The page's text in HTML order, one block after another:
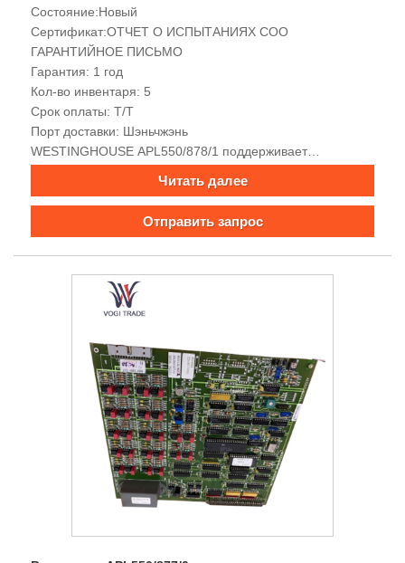
Состояние:Новый
Сертификат:ОТЧЕТ О ИСПЫТАНИЯХ COO
ГАРАНТИЙНОЕ ПИСЬМО
Гарантия: 1 год
Кол-во инвентаря: 5
Срок оплаты: Т/Т
Порт доставки: Шэньчжэнь
WESTINGHOUSE APL550/878/1 поддерживает
электромагнитной совместимостью, богатыми
связь, облегчает передачу сигналов, обладает высокой
Читать далее
Отправить запрос